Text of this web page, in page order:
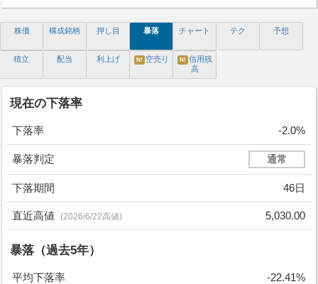
株価 構成銘柄 押し目 暴落 チャート テク 予想
積立 配当 利上げ N! 空売り N! 信用残
高
現在の下落率
下落率 -2.0%
暴落判定 通常
下落期間 46日
直近高値 (2026/6/22高値) 5,030.00
暴落（過去5年）
平均下落率 -22.41%